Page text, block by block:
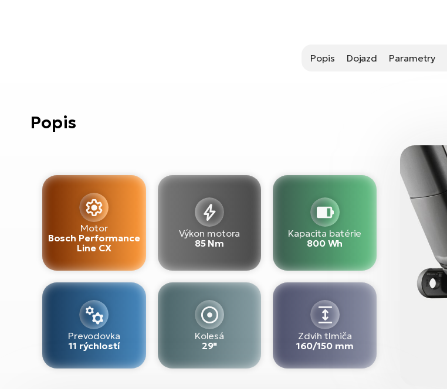
Popis Dojazd Parametry
Popis
Motor
Bosch Performance
Line CX
Výkon motora
85 Nm
Kapacita batérie
800 Wh
Prevodovka
11 rýchlostí
Kolesá
29"
Zdvih tlmiča
160/150 mm